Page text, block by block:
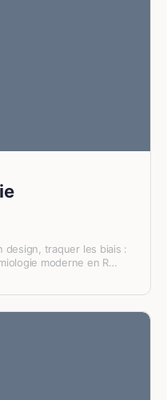
design, traquer les biais :
moderne en R